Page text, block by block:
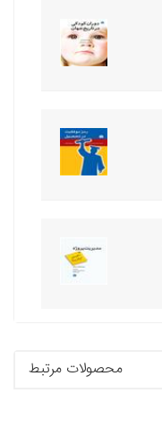
محصولات مرتبط